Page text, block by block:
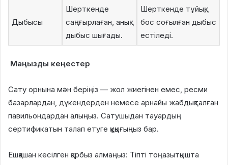
Дыбысы
Шерткенде
саңғырлаған, анық
дыбыс шығады.
Шерткенде тұйық,
бос соғылған дыбыс
естіледі.
Маңызды кеңестер
Сату орнына мән беріңіз — жол жиегінен емес, ресми
базарлардан, дүкендерден немесе арнайы жабдықталған
павильондардан алыңыз. Сатушыдан тауардың
сертификатын талап етуге құқығыңыз бар.
Ешқашан кесілген қарбыз алмаңыз: Тіпті тоңазытқышта